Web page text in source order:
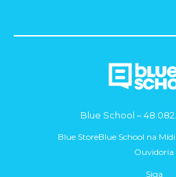
Blue School –
Blue StoreBlue School na
Ouvidoria
Siga